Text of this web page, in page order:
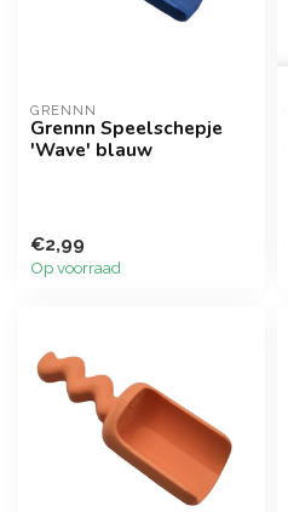
GRENNN
Grennn Speelschepje
'Wave' blauw
€2,99
Op voorraad